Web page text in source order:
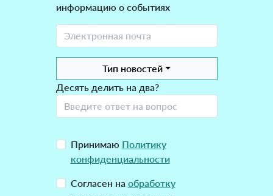
информацию о событиях
Тип новостей
Десять делить на два?
Принимаю Политику
конфиденциальности
Согласен на обработку